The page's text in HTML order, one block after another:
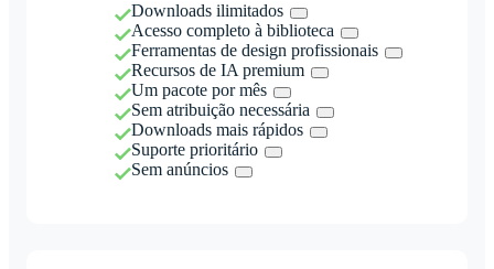
Downloads ilimitados
Acesso completo à biblioteca
Ferramentas de design profissionais
Recursos de IA premium
Um pacote por mês
Sem atribuição necessária
Downloads mais rápidos
Suporte prioritário
Sem anúncios